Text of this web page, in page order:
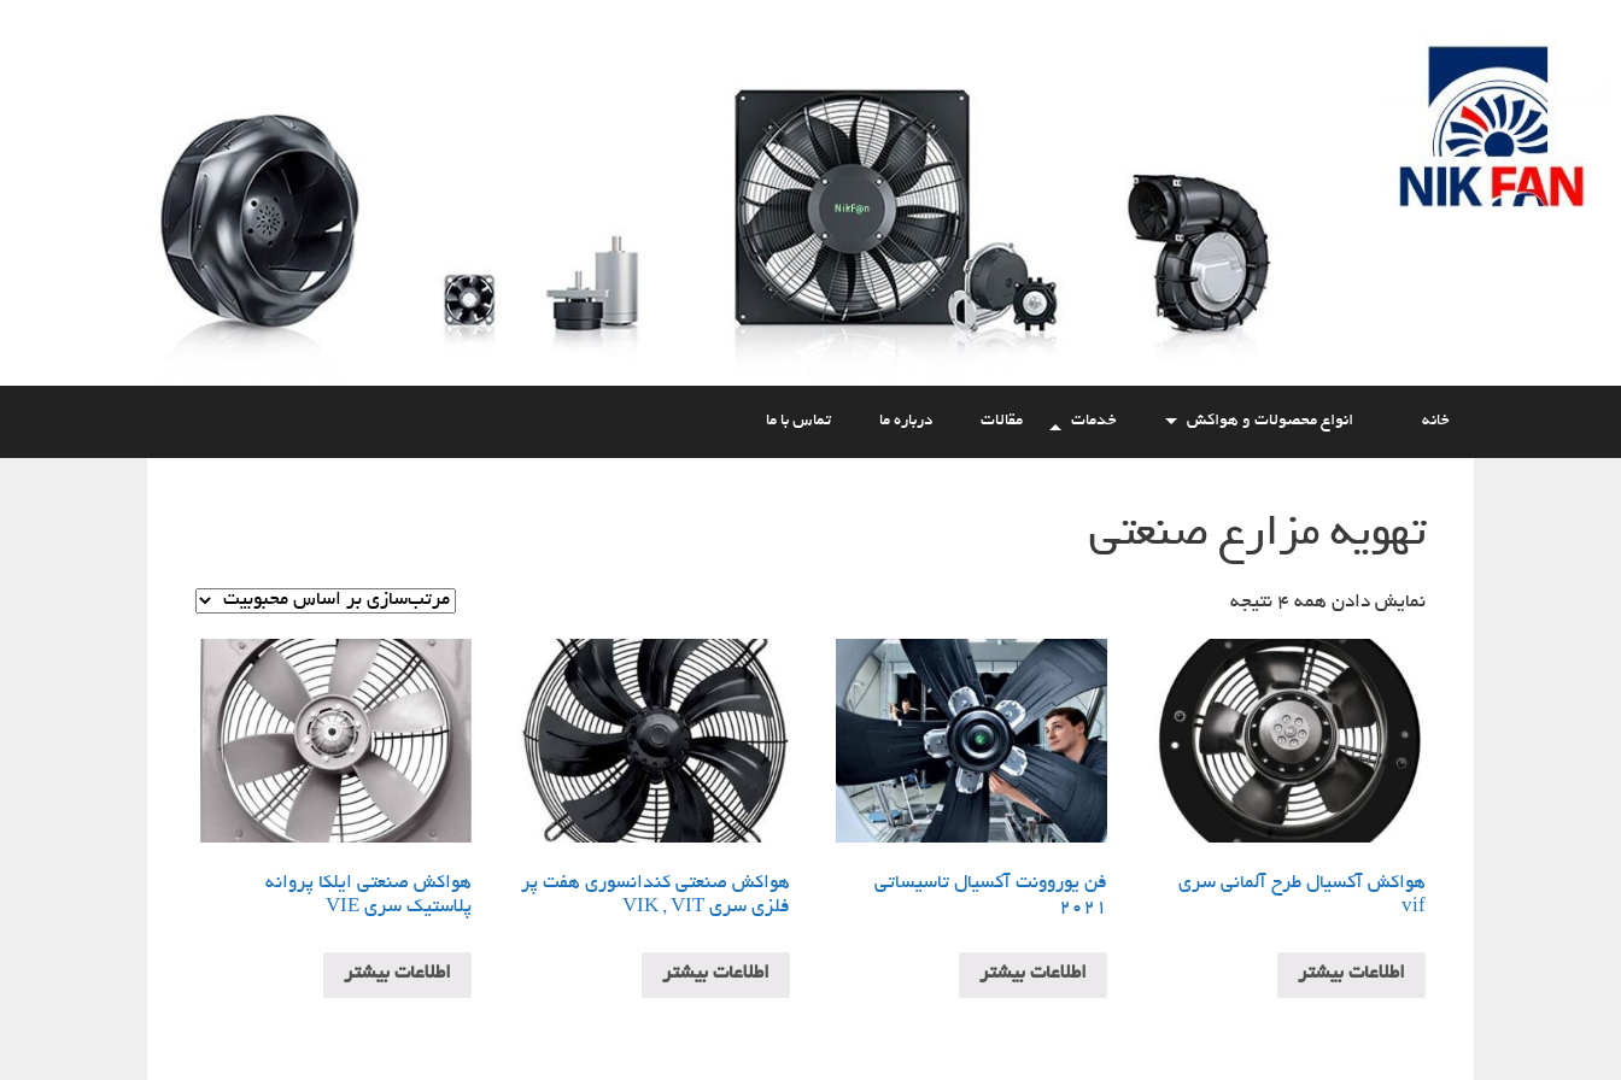
خانه انواع محصولات و هواکش خدمات مقالات درباره ما تماس با ما
تهویه مزارع صنعتی
نمایش دادن همه 4 نتیجه
هواکش آکسیال طرح آلمانی سری
vif
اطلاعات بیشتر
فن یوروونت آکسیال تاسیساتی
2021
اطلاعات بیشتر
هواکش صنعتی کندانسوری هفت پر
فلزی سری VIK , VIT
اطلاعات بیشتر
هواکش صنعتی ایلکا پروانه
پلاستیک سری VIE
اطلاعات بیشتر